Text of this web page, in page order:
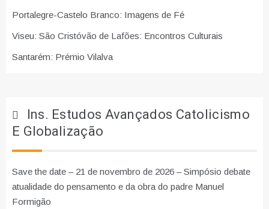
Portalegre-Castelo Branco: Imagens de Fé
Viseu: São Cristóvão de Lafões: Encontros Culturais
Santarém: Prémio Vilalva
Ins. Estudos Avançados Catolicismo
E Globalização
Save the date – 21 de novembro de 2026 – Simpósio debate
atualidade do pensamento e da obra do padre Manuel
Formigão